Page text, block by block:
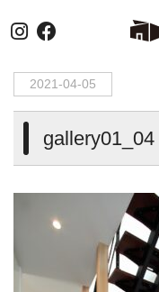
HOME gallery01_04
2021-04-05
gallery01_04